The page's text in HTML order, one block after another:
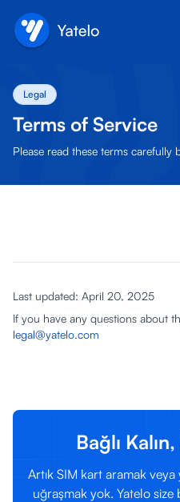
Blog
Hakkında
SSS
Destek
Legal
Terms of Service
Please read these terms carefully
Last updated: April 20, 2025
If you have any questions about
legal@yatelo.com
Bağlı
Artık SIM kart aramak
uğraşmak yok. Yatelo